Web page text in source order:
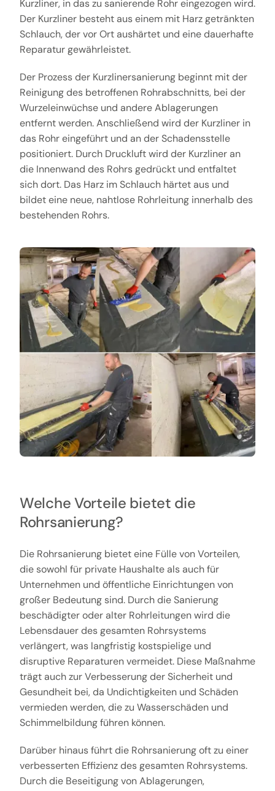
Kurzliner, in das zu sanierende Rohr eingezogen wird.
Der Kurzliner besteht aus einem mit Harz getränkten
Schlauch, der vor Ort aushärtet und eine dauerhafte
Reparatur gewährleistet.
Der Prozess der Kurzlinersanierung beginnt mit der
Reinigung des betroffenen Rohrabschnitts, bei der
Wurzeleinwüchse und andere Ablagerungen
entfernt werden. Anschließend wird der Kurzliner in
das Rohr eingeführt und an der Schadensstelle
positioniert. Durch Druckluft wird der Kurzliner an
die Innenwand des Rohrs gedrückt und entfaltet
sich dort. Das Harz im Schlauch härtet aus und
bildet eine neue, nahtlose Rohrleitung innerhalb des
bestehenden Rohrs.
Welche Vorteile bietet die
Rohrsanierung?
Die Rohrsanierung bietet eine Fülle von Vorteilen,
die sowohl für private Haushalte als auch für
Unternehmen und öffentliche Einrichtungen von
großer Bedeutung sind. Durch die Sanierung
beschädigter oder alter Rohrleitungen wird die
Lebensdauer des gesamten Rohrsystems
verlängert, was langfristig kostspielige und
disruptive Reparaturen vermeidet. Diese Maßnahme
trägt auch zur Verbesserung der Sicherheit und
Gesundheit bei, da Undichtigkeiten und Schäden
vermieden werden, die zu Wasserschäden und
Schimmelbildung führen können.
Darüber hinaus führt die Rohrsanierung oft zu einer
verbesserten Effizienz des gesamten Rohrsystems.
Durch die Beseitigung von Ablagerungen,